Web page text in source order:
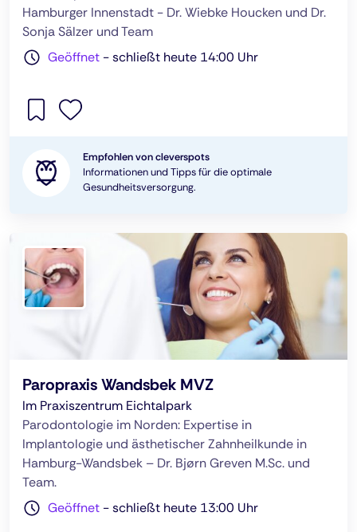
Hamburger Innenstadt - Dr. Wiebke Houcken und Dr.
Sonja Sälzer und Team
Geöffnet -schließt heute 14:00 Uhr
Empfohlen von cleverspots
Informationen und Tipps für die optimale
Gesundheitsversorgung.
Paropraxis Wandsbek MVZ
Im Praxiszentrum Eichtalpark
Parodontologie im Norden: Expertise in
Implantologie und ästhetischer Zahnheilkunde in
Hamburg-Wandsbek – Dr. Bjørn Greven M.Sc. und
Team.
Geöffnet -schließt heute 13:00 Uhr